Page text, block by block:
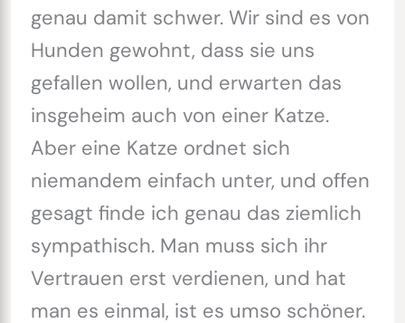
genau damit schwer. Wir sind es von
Hunden gewohnt, dass sie uns
gefallen wollen, und erwarten das
insgeheim auch von einer Katze.
Aber eine Katze ordnet sich
niemandem einfach unter, und offen
gesagt finde ich genau das ziemlich
sympathisch. Man muss sich ihr
Vertrauen erst verdienen, und hat
man es einmal, ist es umso schöner.